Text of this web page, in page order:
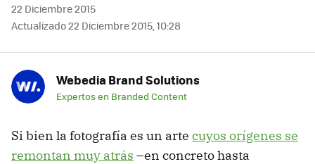
22 Diciembre 2015
Actualizado 22 Diciembre 2015, 10:28
Webedia Brand Solutions
Expertos en Branded Content
Si bien la fotografía es un arte cuyos orígenes se
remontan muy atrás –en concreto hasta